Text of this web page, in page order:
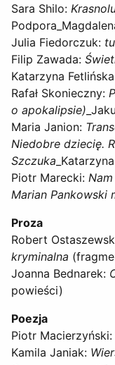
Sara Shilo:
Julia Fiedorczuk:
Filip Zawada:
Katarzyna
Rafał Skonieczny:
o apokalipsie)
Maria Janion:
Niedobre dziecię.
Szczuka
Piotr Marecki:
Marian Pankowski
Proza
Robert
kryminalna
Joanna Bednarek:
powieści)
Poezja
Piotr Macierzyński:
Kamila Janiak: